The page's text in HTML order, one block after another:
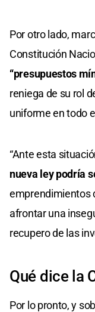
Por otro lado,
Constitución
“presupuestos
reniega de su rol
uniforme en todo
“Ante esta
nueva ley podría
emprendimientos
afrontar una
recupero de las
Qué dice la
Por lo pronto, y